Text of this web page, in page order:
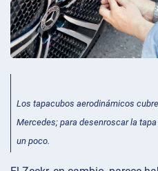
Los tapacubos aerodinámicos
Mercedes; para desenroscar la
un poco.